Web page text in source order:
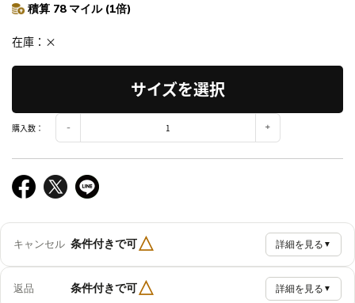
積算 78 マイル (1倍)
在庫 ×
サイズを選択
購入数：
キャンセル 条件付きで可△ 詳細を見る ▼
返品 条件付きで可△ 詳細を見る ▼